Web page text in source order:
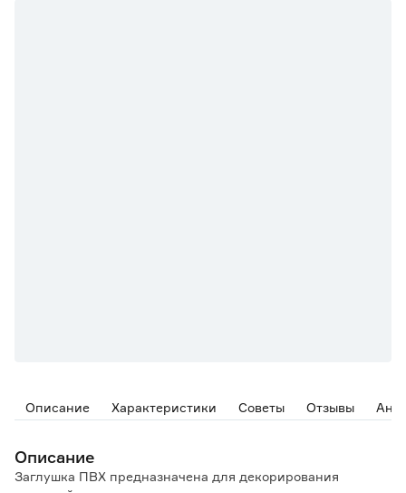
Описание Характеристики Советы Отзывы
Описание
Заглушка ПВХ предназначена для декорирования